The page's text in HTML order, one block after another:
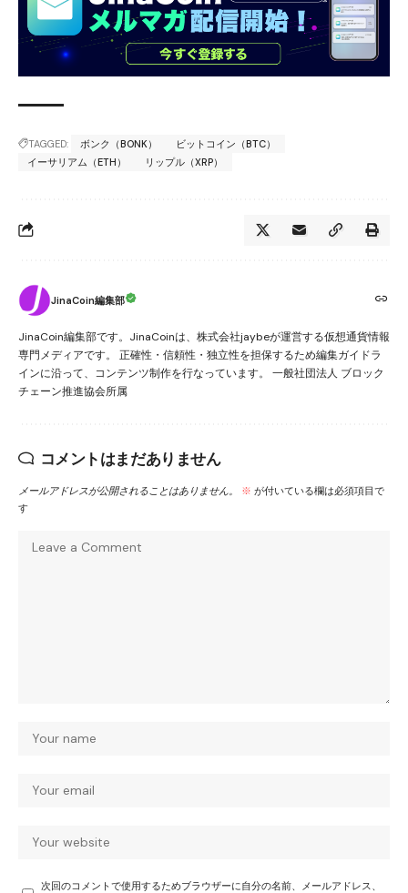
TAGGED: ボンク（BONK）
ビットコイン（BTC）
イーサリアム（ETH）
リップル（XRP）
JinaCoin編集部
JinaCoin編集部です。JinaCoinは、株式会社jaybeが運営する仮想通貨情報
専門メディアです。 正確性・信頼性・独立性を担保するため編集ガイドラ
インに沿って、コンテンツ制作を行なっています。 一般社団法人 ブロック
チェーン推進協会所属
コメントはまだありません
メールアドレスが公開されることはありません。 ※ が付いている欄は必須項目で
す
次回のコメントで使用するためブラウザーに自分の名前、メールアドレス、